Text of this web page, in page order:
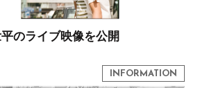
のライブ映像を公開